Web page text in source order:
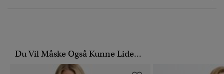
Du Vil Måske Også Kunne Lide...